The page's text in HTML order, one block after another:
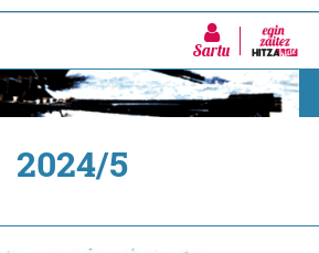
Sartu
2024/5